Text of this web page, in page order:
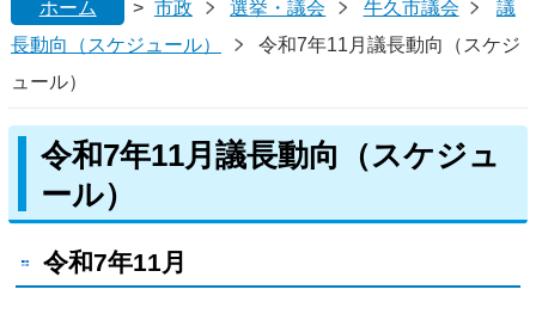
ホーム > 市政 選挙・議会 牛久市議会
議
長動向（スケジュール）
令和7年11月議長動向（スケジ
ュール）
令和7年11月議長動向（スケジュ
ール）
令和7年11月